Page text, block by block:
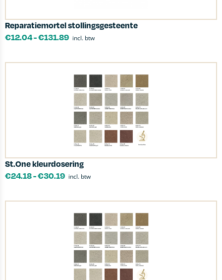
Reparatiemortel stollingsgesteente
€12.04-€131.89 incl. btw
St.One kleurdosering
€24.18-€30.19 incl. btw